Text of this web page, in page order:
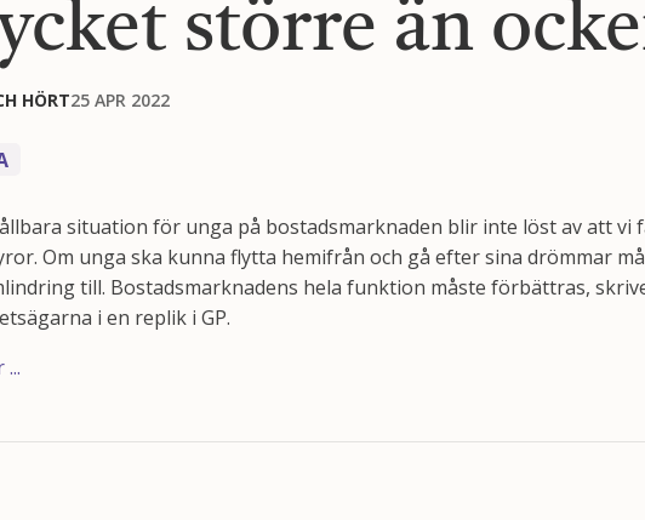
större än
HÖRT25 APR 2022
situation för unga på bostadsmarknaden blir inte löst av att vi
Om unga ska kunna flytta hemifrån och gå efter sina drömmar
till. Bostadsmarknadens hela funktion måste förbättras,
i en replik i GP.